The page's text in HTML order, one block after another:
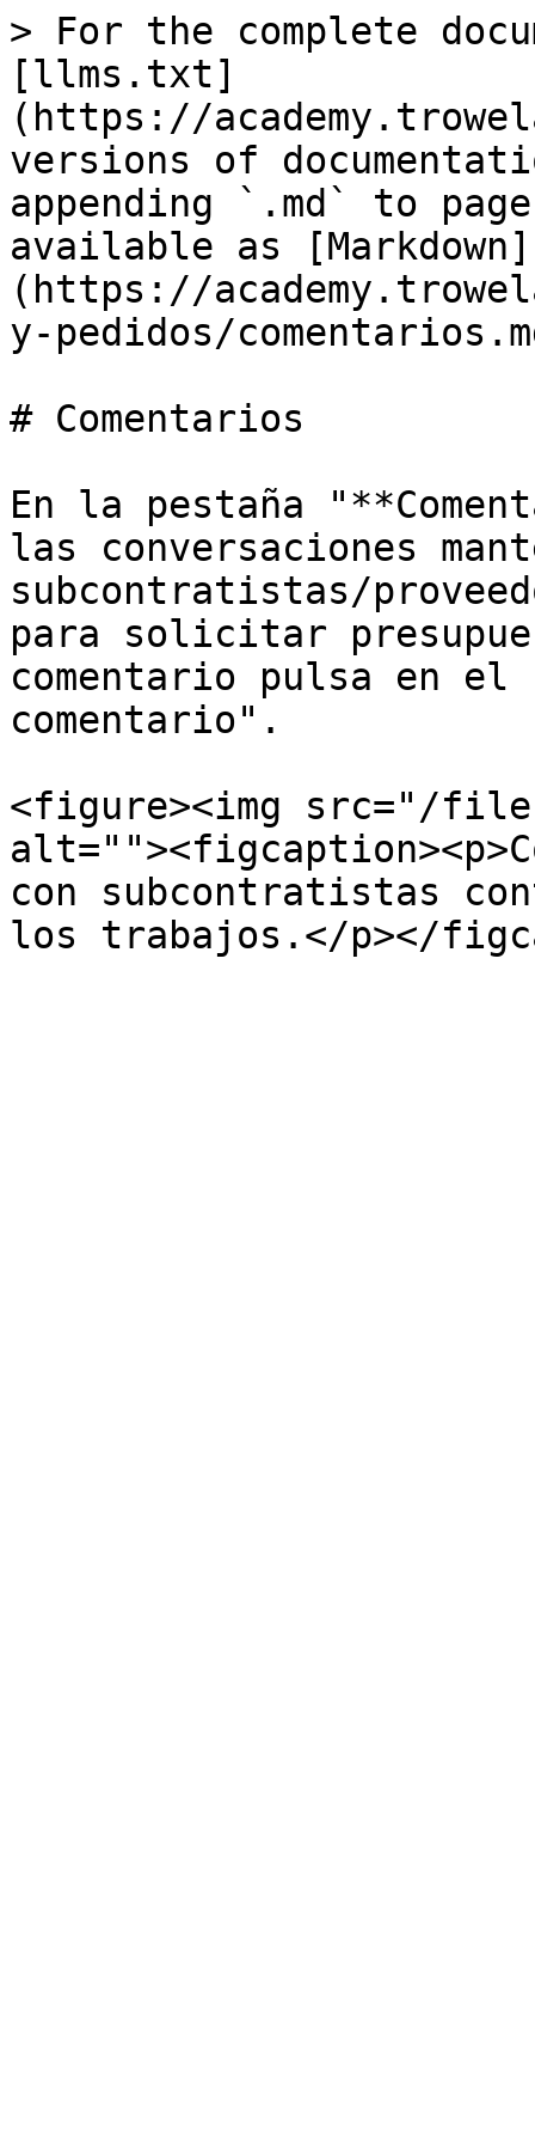
> For the complete
[llms.txt]
(https://
versions of
appending `.md` to
available as [Markdown]
(https://
y-pedidos/
# Comentarios
En la pestaña
las conversaciones
subcontratistas/
para solicitar
comentario pulsa en el
comentario".
<figure><img src="/files/
con subcontratistas